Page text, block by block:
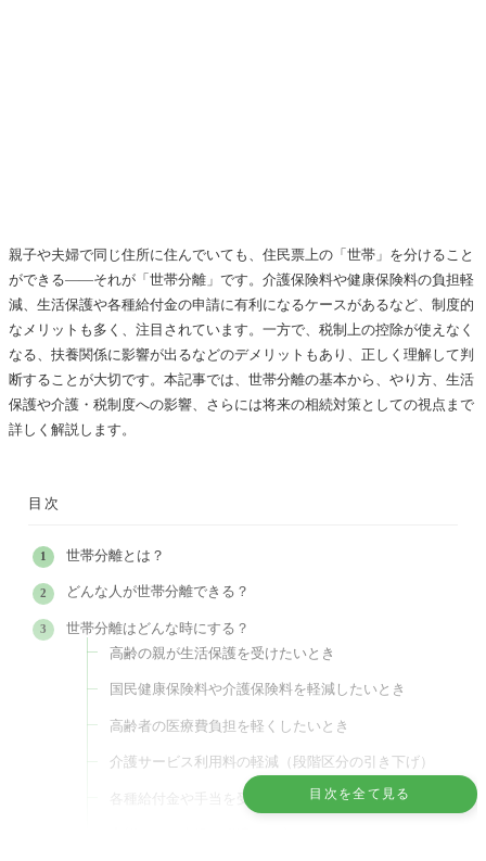
親子や夫婦で同じ住所に住んでいても、住民票上の「世帯」を分けること
ができる――それが「世帯分離」です。介護保険料や健康保険料の負担軽
減、生活保護や各種給付金の申請に有利になるケースがあるなど、制度的
なメリットも多く、注目されています。一方で、税制上の控除が使えなく
なる、扶養関係に影響が出るなどのデメリットもあり、正しく理解して判
断することが大切です。本記事では、世帯分離の基本から、やり方、生活
保護や介護・税制度への影響、さらには将来の相続対策としての視点まで
詳しく解説します。
目次
目次を全て見る
世帯分離とは？
どんな人が世帯分離できる？
世帯分離はどんな時にする？
高齢の親が生活保護を受けたいとき
国民健康保険料や介護保険料を軽減したいとき
高齢者の医療費負担を軽くしたいとき
介護サービス利用料の軽減（段階区分の引き下げ）
各種給付金や手当を受けやすくしたいとき